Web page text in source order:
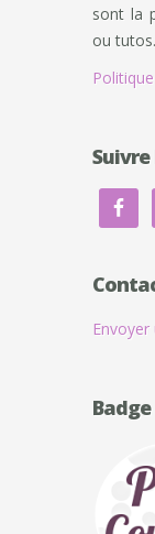
sont la
ou tutos.